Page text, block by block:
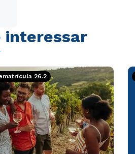
interessar
26.2
e
para o
e
para o